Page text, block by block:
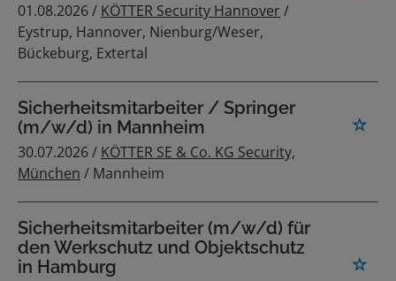
01.08.2026 / KÖTTER Security Hannover /
Eystrup, Hannover, Nienburg/Weser,
Bückeburg, Extertal
Sicherheitsmitarbeiter / Springer
(m/w/d) in Mannheim
30.07.2026 / KÖTTER SE & Co. KG Security,
München / Mannheim
Sicherheitsmitarbeiter (m/w/d) für
den Werkschutz und Objektschutz
in Hamburg